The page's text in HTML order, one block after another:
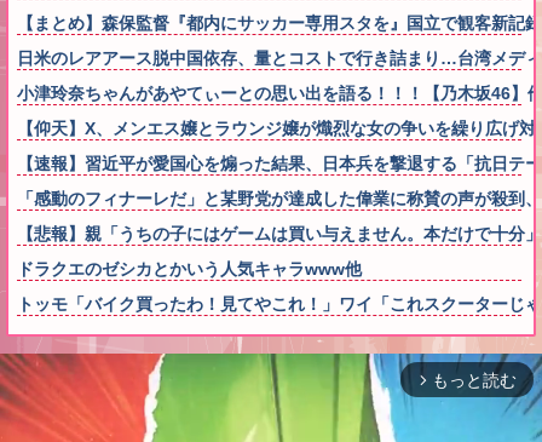
【まとめ】森保監督『都内にサッカー専用スタを』国立で観客新記
日米のレアアース脱中国依存、量とコストで行き詰まり…台湾メデ
小津玲奈ちゃんがあやてぃーとの思い出を語る！！！【乃木坂46】
【仰天】X、メンエス嬢とラウンジ嬢が熾烈な女の争いを繰り広げ
【速報】習近平が愛国心を煽った結果、日本兵を撃退する「抗日
「感動のフィナーレだ」と某野党が達成した偉業に称賛の声が殺
【悲報】親「うちの子にはゲームは買い与えません。本だけで十分
ドラクエのゼシカとかいう人気キャラwww他
トッモ「バイク買ったわ！見てやこれ！」ワイ「これスクーターじ
arrow_forward_ios もっと読む